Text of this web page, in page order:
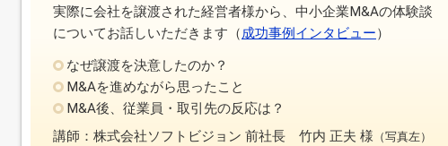
実際に会社を譲渡された経営者様から、中小企業M&Aの体験談
についてお話しいただきます（成功事例インタビュー）
なぜ譲渡を決意したのか？
M&Aを進めながら思ったこと
M&A後、従業員・取引先の反応は？
講師：株式会社ソフトビジョン 前社長 竹内 正夫 様 （写真左）